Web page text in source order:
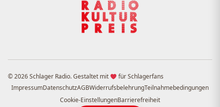
© 2026 Schlager Radio. Gestaltet mit
für Schlagerfans
ImpressumDatenschutzAGBWiderrufsbelehrungTeilnahmebedingungen
Cookie-EinstellungenBarrierefreiheit